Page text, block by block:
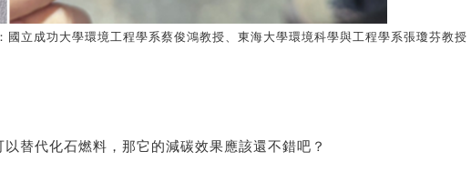
立成功大學環境工程學系蔡俊鴻教授、東海大學環境科學與工程學系張瓊芬教授
替代化石燃料，那它的減碳效果應該還不錯吧？